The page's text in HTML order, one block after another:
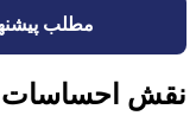
مطلب
نقش احساسات